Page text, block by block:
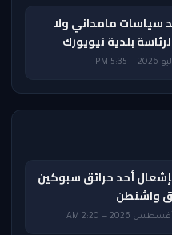
سياسات مامداني ولا
بلدية نيويورك
أحد حرائق سبوكين
واشنطن